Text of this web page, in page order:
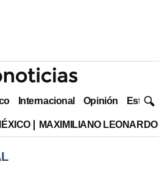
Internacional Opinión Estilo
MAXIMILIANO